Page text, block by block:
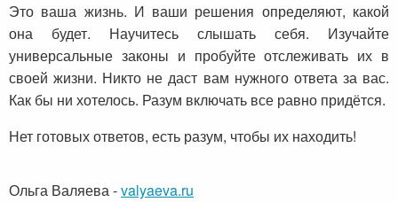
Это ваша жизнь. И ваши решения определяют, какой
она будет. Научитесь слышать себя. Изучайте
универсальные законы и пробуйте отслеживать их в
своей жизни. Никто не даст вам нужного ответа за вас.
Как бы ни хотелось. Разум включать все равно придётся.
Нет готовых ответов, есть разум, чтобы их находить!
Ольга Валяева-valyaeva.ru